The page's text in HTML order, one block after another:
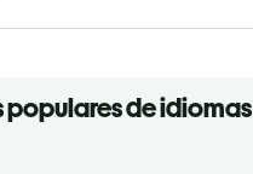
de idiomas